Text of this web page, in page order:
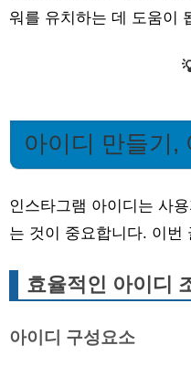
워를 유치하는 데 도움이
아이디 만들기,
인스타그램 아이디는 사
는 것이 중요합니다. 이번
효율적인 아이디
아이디 구성요소